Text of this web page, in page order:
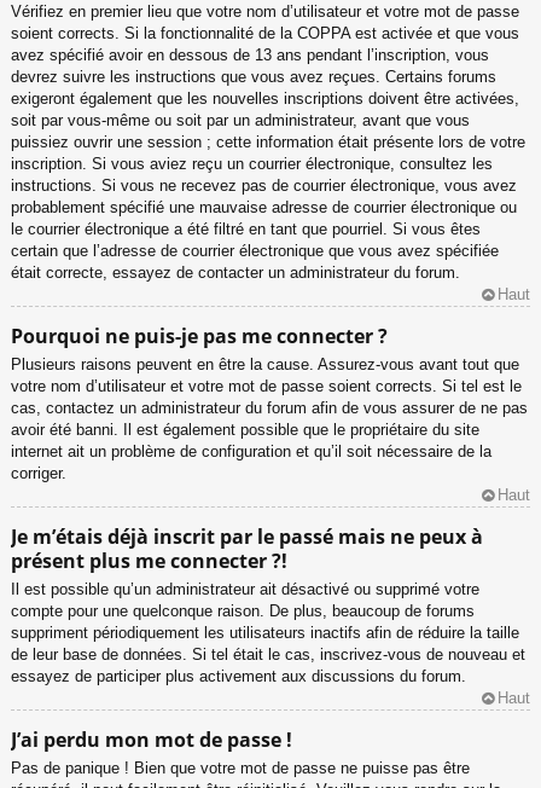
Vérifiez en premier lieu que votre nom d’utilisateur et votre mot de passe
soient corrects. Si la fonctionnalité de la COPPA est activée et que vous
avez spécifié avoir en dessous de 13 ans pendant l’inscription, vous
devrez suivre les instructions que vous avez reçues. Certains forums
exigeront également que les nouvelles inscriptions doivent être activées,
soit par vous-même ou soit par un administrateur, avant que vous
puissiez ouvrir une session ; cette information était présente lors de votre
inscription. Si vous aviez reçu un courrier électronique, consultez les
instructions. Si vous ne recevez pas de courrier électronique, vous avez
probablement spécifié une mauvaise adresse de courrier électronique ou
le courrier électronique a été filtré en tant que pourriel. Si vous êtes
certain que l’adresse de courrier électronique que vous avez spécifiée
était correcte, essayez de contacter un administrateur du forum.
Haut
Pourquoi ne puis-je pas me connecter ?
Plusieurs raisons peuvent en être la cause. Assurez-vous avant tout que
votre nom d’utilisateur et votre mot de passe soient corrects. Si tel est le
cas, contactez un administrateur du forum afin de vous assurer de ne pas
avoir été banni. Il est également possible que le propriétaire du site
internet ait un problème de configuration et qu’il soit nécessaire de la
corriger.
Haut
Je m’étais déjà inscrit par le passé mais ne peux à
présent plus me connecter ?!
Il est possible qu’un administrateur ait désactivé ou supprimé votre
compte pour une quelconque raison. De plus, beaucoup de forums
suppriment périodiquement les utilisateurs inactifs afin de réduire la taille
de leur base de données. Si tel était le cas, inscrivez-vous de nouveau et
essayez de participer plus activement aux discussions du forum.
Haut
J’ai perdu mon mot de passe !
Pas de panique ! Bien que votre mot de passe ne puisse pas être